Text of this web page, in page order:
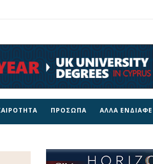
ΠΡΟΣΩΠΑ ΑΛΛΑ